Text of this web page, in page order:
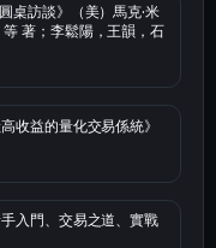
桌訪談》（美）馬克·米
著；李鬆陽，王韻，石
收益的量化交易係統》
入門、交易之道、實戰